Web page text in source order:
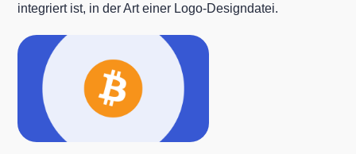
integriert ist, in der Art einer Logo-Designdatei.